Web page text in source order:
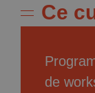
Ce
de